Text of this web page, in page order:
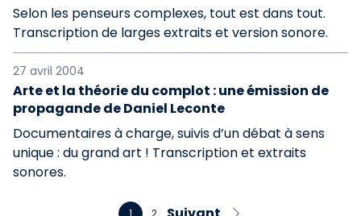
Selon les penseurs complexes, tout est dans tout.
Transcription de larges extraits et version sonore.
27 avril 2004
Arte et la théorie du complot : une émission de
propagande de Daniel Leconte
Documentaires à charge, suivis d’un débat à sens
unique : du grand art ! Transcription et extraits
sonores.
1 2